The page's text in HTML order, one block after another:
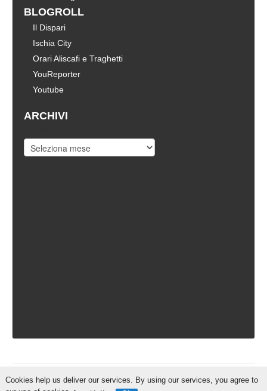
BLOGROLL
Il Dispari
Ischia City
Orari Aliscafi e Traghetti
YouReporter
Youtube
ARCHIVI
IschiaReporter.it - Curato daPietro Coppa
Cookies help us deliver our services. By using our services, you agree to